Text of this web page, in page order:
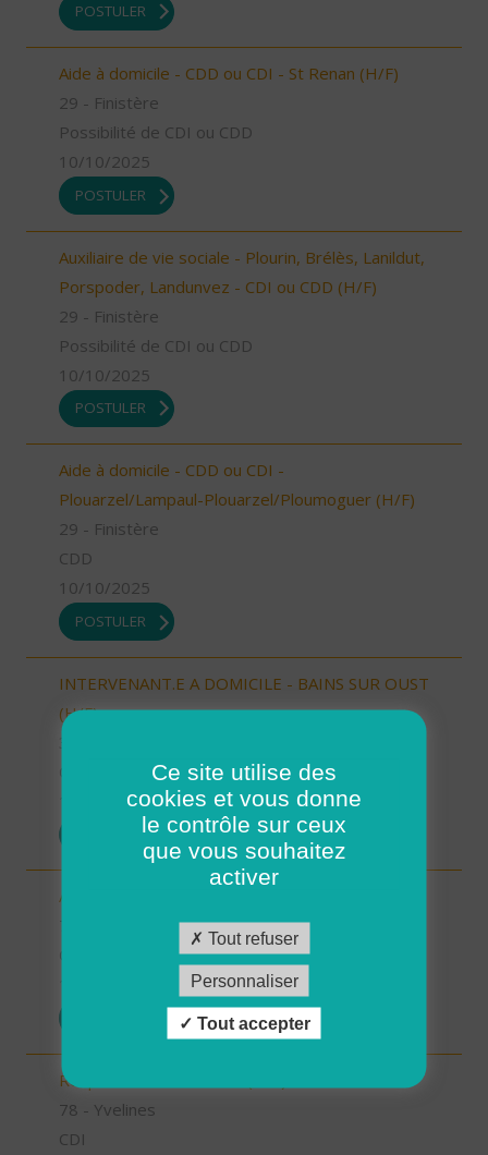
POSTULER
Aide à domicile - CDD ou CDI - St Renan (H/F)
29 - Finistère
Possibilité de CDI ou CDD
10/10/2025
POSTULER
Auxiliaire de vie sociale - Plourin, Brélès, Lanildut,
Porspoder, Landunvez - CDI ou CDD (H/F)
29 - Finistère
Possibilité de CDI ou CDD
10/10/2025
POSTULER
Aide à domicile - CDD ou CDI -
Plouarzel/Lampaul-Plouarzel/Ploumoguer (H/F)
29 - Finistère
CDD
10/10/2025
POSTULER
INTERVENANT.E A DOMICILE - BAINS SUR OUST
(H/F)
10/10/2025
POSTULER
Auxiliaire de vie sociale - Randens (73220) (H/F)
Responsable de secteur (H/F)
78 - Yvelines
CDI
Ce site utilise des
cookies et vous donne
le contrôle sur ceux
que vous souhaitez
activer
Tout refuser
Personnaliser
Tout accepter